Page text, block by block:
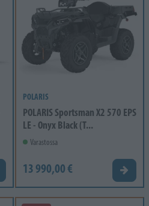
Tarjouspyyntö
POLARIS
POLARIS Sportsman X2 570 EPS
LE - Onyx Black (T...
Varastossa
13 990,00 €